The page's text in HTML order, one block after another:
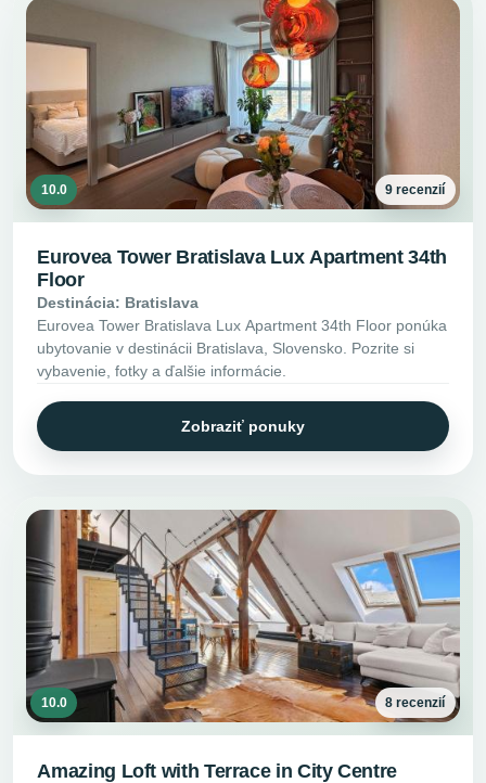
10.0 9 recenzií
Eurovea Tower Bratislava Lux Apartment 34th
Floor
Destinácia: Bratislava
Eurovea Tower Bratislava Lux Apartment 34th Floor ponúka
ubytovanie v destinácii Bratislava, Slovensko. Pozrite si
vybavenie, fotky a ďalšie informácie.
Zobraziť ponuky
10.0 8 recenzií
Amazing Loft with Terrace in City Centre